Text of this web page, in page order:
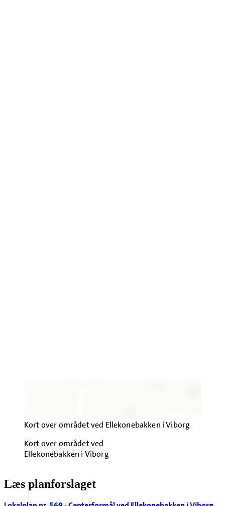
Kort over området ved Ellekonebakken i Viborg
Kort over området ved
Ellekonebakken i Viborg
Læs planforslaget